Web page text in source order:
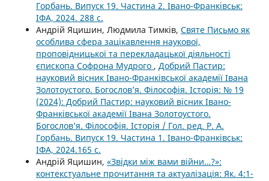
Горбань. Випуск 19. Частина 2. Івано-Франківськ:
ІФА, 2024. 288 с.
Андрій Яцишин, Людмила Тимків, Святе Письмо як
особлива сфера зацікавлення наукової,
проповідницької та перекладацької діяльності
єпископа Софрона Мудрого , Добрий Пастир:
науковий вісник Івано-Франківської академії Івана
Золотоустого. Богослов’я. Філософія. Історія: № 19
(2024): Добрий Пастир: науковий вісник Івано-
Франківської академії Івана Золотоустого.
Богослов’я. Філософія. Історія / Гол. ред. Р. А.
Горбань. Випуск 19. Частина 1. Івано-Франківськ:
ІФА, 2024.165 с.
Андрій Яцишин, «Звідки між вами війни…?»:
контекстуальне прочитання та актуалізація: Як. 4:1-